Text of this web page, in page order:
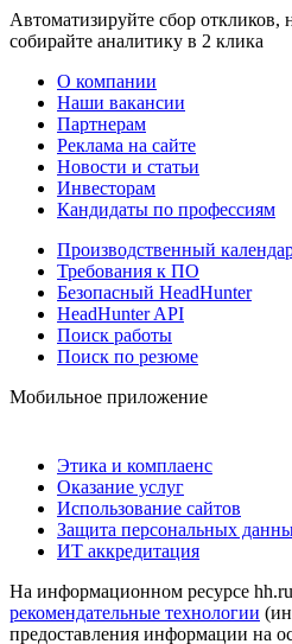
Автоматизируйте сбор откликов,
собирайте аналитику в 2 клика
О компании
Наши вакансии
Партнерам
Реклама на сайте
Новости и статьи
Инвесторам
Кандидаты по профессиям
Производственный
Требования к ПО
Безопасный HeadHunter
HeadHunter API
Поиск работы
Поиск по резюме
Мобильное приложение
Этика и комплаенс
Оказание услуг
Использование сайтов
Защита персональных
ИТ аккредитация
На информационном ресурсе hh.ru
рекомендательные технологии
предоставления информации на